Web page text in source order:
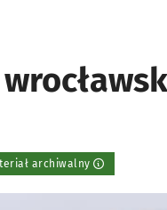
archiwalny